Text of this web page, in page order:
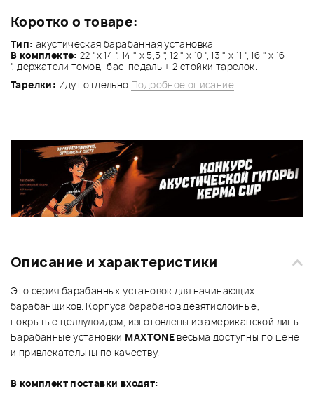
Коротко о товаре:
Тип: акустическая барабанная установка
В комплекте: 22 "x 14 ", 14 " x 5,5 ", 12 " x 10 ", 13 " x 11 ", 16 " x 16
", держатели томов, бас-педаль + 2 стойки тарелок.
Тарелки: Идут отдельно Подробное описание
Описание и характеристики
Это серия барабанных установок для начинающих
барабанщиков. Корпуса барабанов девятислойные,
покрытые целлулоидом, изготовлены из американской липы.
Барабанные установки MAXTONEвесьма доступны по цене
и привлекательны по качеству.
В комплект поставки входят: